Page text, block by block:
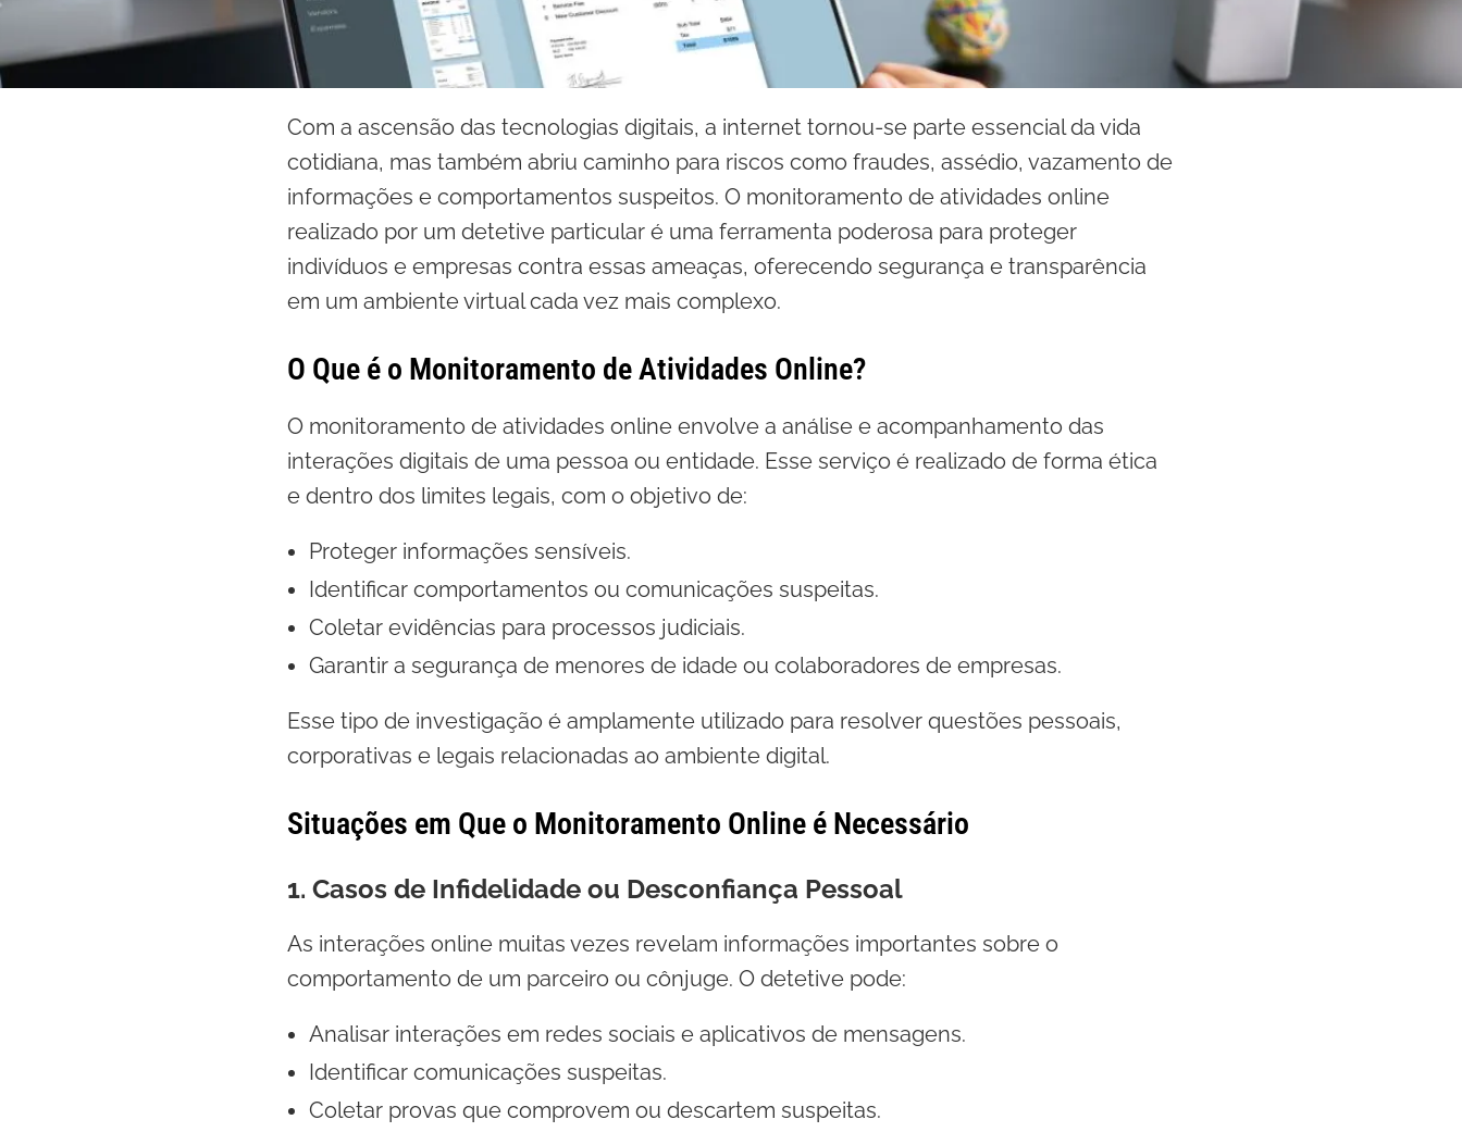
Com a ascensão das tecnologias digitais, a internet tornou-se parte essencial da vida
cotidiana, mas também abriu caminho para riscos como fraudes, assédio, vazamento de
informações e comportamentos suspeitos. O monitoramento de atividades online
realizado por um detetive particular é uma ferramenta poderosa para proteger
indivíduos e empresas contra essas ameaças, oferecendo segurança e transparência
em um ambiente virtual cada vez mais complexo.
O Que é o Monitoramento de Atividades Online?
O monitoramento de atividades online envolve a análise e acompanhamento das
interações digitais de uma pessoa ou entidade. Esse serviço é realizado de forma ética
e dentro dos limites legais, com o objetivo de:
Proteger informações sensíveis.
Identificar comportamentos ou comunicações suspeitas.
Coletar evidências para processos judiciais.
Garantir a segurança de menores de idade ou colaboradores de empresas.
Esse tipo de investigação é amplamente utilizado para resolver questões pessoais,
corporativas e legais relacionadas ao ambiente digital.
Situações em Que o Monitoramento Online é Necessário
1. Casos de Infidelidade ou Desconfiança Pessoal
As interações online muitas vezes revelam informações importantes sobre o
comportamento de um parceiro ou cônjuge. O detetive pode:
Analisar interações em redes sociais e aplicativos de mensagens.
Identificar comunicações suspeitas.
Coletar provas que comprovem ou descartem suspeitas.